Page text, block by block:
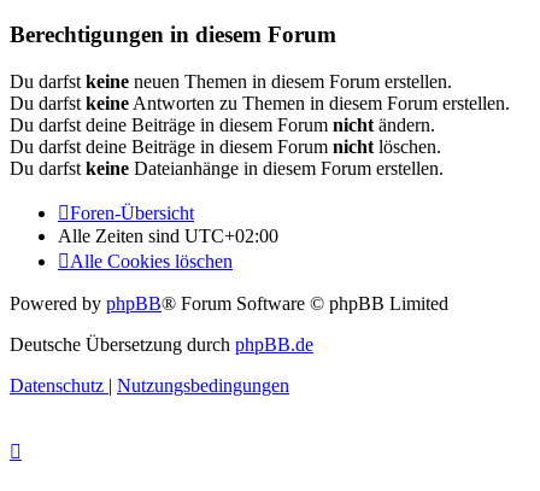
Berechtigungen in diesem Forum
Du darfst keine neuen Themen in diesem Forum erstellen.
Du darfst keine Antworten zu Themen in diesem Forum erstellen.
Du darfst deine Beiträge in diesem Forum nicht ändern.
Du darfst deine Beiträge in diesem Forum nicht löschen.
Du darfst keine Dateianhänge in diesem Forum erstellen.
Foren-Übersicht
Alle Zeiten sind UTC+02:00
Alle Cookies löschen
Powered by phpBB® Forum Software © phpBB Limited
Deutsche Übersetzung durch phpBB.de
Datenschutz | Nutzungsbedingungen